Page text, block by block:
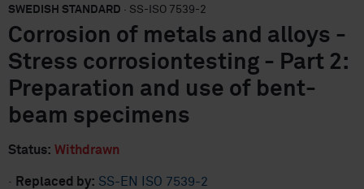
SWEDISH STANDARD · SS-ISO 7539-2
Corrosion of metals and alloys -
Stress corrosiontesting - Part 2:
Preparation and use of bent-
beam specimens
Status: Withdrawn
· Replaced by: SS-EN ISO 7539-2